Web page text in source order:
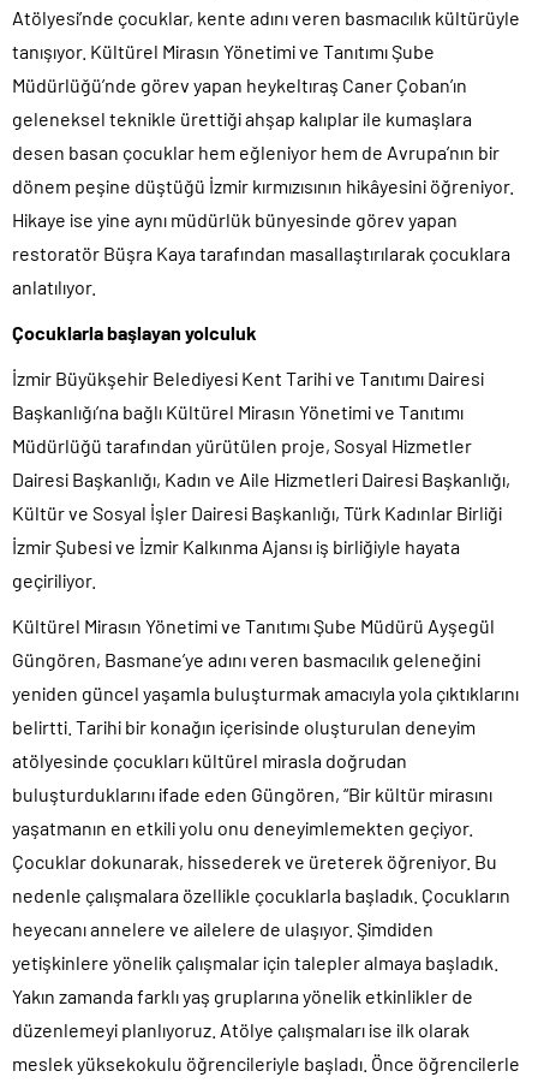
Atölyesi’nde çocuklar, kente adını veren basmacılık kültürüyle
tanışıyor. Kültürel Mirasın Yönetimi ve Tanıtımı Şube
Müdürlüğü’nde görev yapan heykeltıraş Caner Çoban’ın
geleneksel teknikle ürettiği ahşap kalıplar ile kumaşlara
desen basan çocuklar hem eğleniyor hem de Avrupa’nın bir
dönem peşine düştüğü İzmir kırmızısının hikâyesini öğreniyor.
Hikaye ise yine aynı müdürlük bünyesinde görev yapan
restoratör Büşra Kaya tarafından masallaştırılarak çocuklara
anlatılıyor.
Çocuklarla başlayan yolculuk
İzmir Büyükşehir Belediyesi Kent Tarihi ve Tanıtımı Dairesi
Başkanlığı’na bağlı Kültürel Mirasın Yönetimi ve Tanıtımı
Müdürlüğü tarafından yürütülen proje, Sosyal Hizmetler
Dairesi Başkanlığı, Kadın ve Aile Hizmetleri Dairesi Başkanlığı,
Kültür ve Sosyal İşler Dairesi Başkanlığı, Türk Kadınlar Birliği
İzmir Şubesi ve İzmir Kalkınma Ajansı iş birliğiyle hayata
geçiriliyor.
Kültürel Mirasın Yönetimi ve Tanıtımı Şube Müdürü Ayşegül
Güngören, Basmane’ye adını veren basmacılık geleneğini
yeniden güncel yaşamla buluşturmak amacıyla yola çıktıklarını
belirtti. Tarihi bir konağın içerisinde oluşturulan deneyim
atölyesinde çocukları kültürel mirasla doğrudan
buluşturduklarını ifade eden Güngören, “Bir kültür mirasını
yaşatmanın en etkili yolu onu deneyimlemekten geçiyor.
Çocuklar dokunarak, hissederek ve üreterek öğreniyor. Bu
nedenle çalışmalara özellikle çocuklarla başladık. Çocukların
heyecanı annelere ve ailelere de ulaşıyor. Şimdiden
yetişkinlere yönelik çalışmalar için talepler almaya başladık.
Yakın zamanda farklı yaş gruplarına yönelik etkinlikler de
düzenlemeyi planlıyoruz. Atölye çalışmaları ise ilk olarak
meslek yüksekokulu öğrencileriyle başladı. Önce öğrencilerle